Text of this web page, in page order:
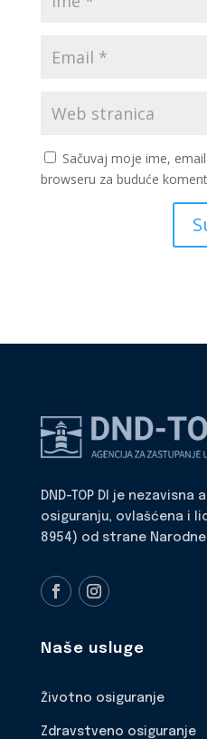
Sačuvaj moje ime,
browseru za buduće
DND-TOP DI je
osiguranju, ovlašćena i
8954) od strane Narodne
Naše usluge
Životno osiguranje
Zdravstveno osiguranje